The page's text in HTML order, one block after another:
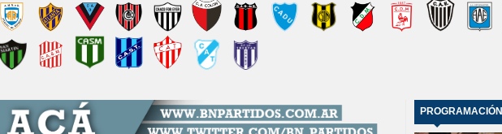
PROGRAMACIÓN